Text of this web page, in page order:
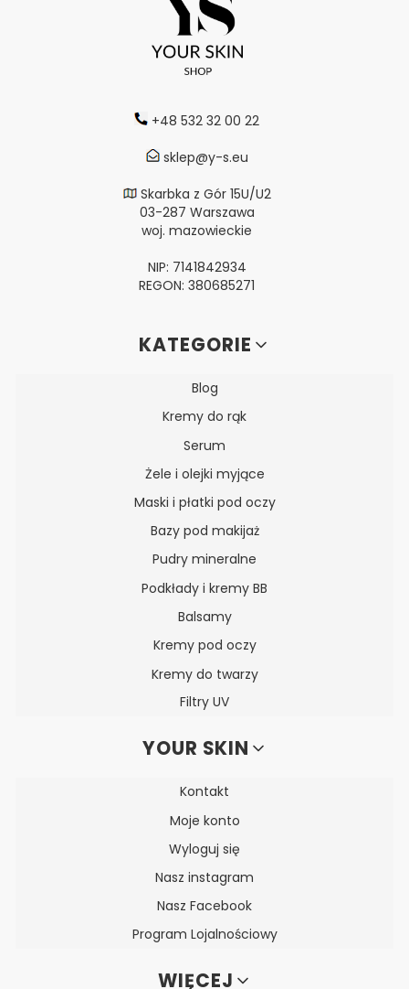
+48 532 32 00 22
sklep@y-s.eu
Skarbka z Gór 15U/U2
03-287 Warszawa
woj. mazowieckie
NIP: 7141842934
REGON: 380685271
Linki w stopceKATEGORIE
Blog
Kremy do rąk
Serum
Żele i olejki myjące
Maski i płatki pod oczy
Bazy pod makijaż
Pudry mineralne
Podkłady i kremy BB
Balsamy
Kremy pod oczy
Kremy do twarzy
Filtry UV
YOUR SKIN
Kontakt
Moje konto
Wyloguj się
Nasz instagram
Nasz Facebook
Program Lojalnościowy
WIĘCEJ